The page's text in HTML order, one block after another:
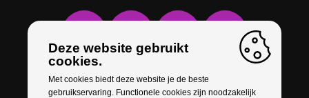
Deze website gebruikt
cookies.
Met cookies biedt deze website je de beste
gebruikservaring. Functionele cookies zijn noodzakelijk